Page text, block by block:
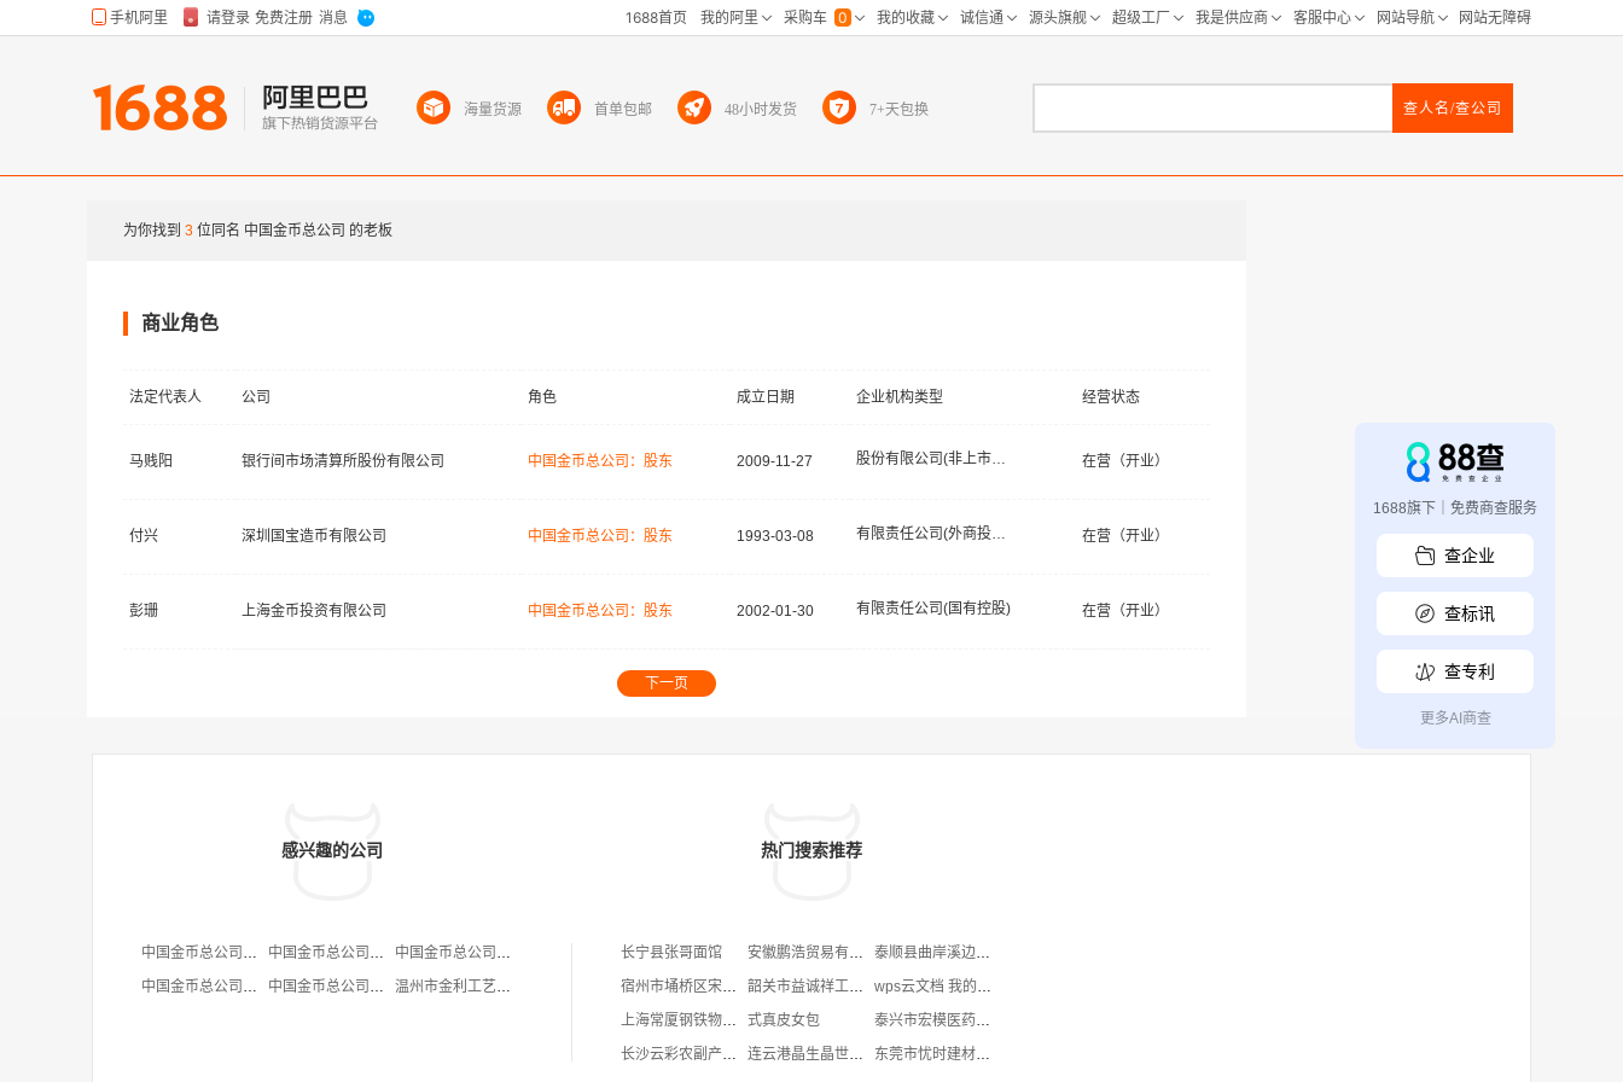
海量货源 首单包邮 48小时发货 7+天包换 查人名/查公司
为你找到 3 位同名 中国金币总公司 的老板
商业角色
法定代表人 公司 角色 成立日期 企业机构类型 经营状态
马贱阳 银行间市场清算所股份有限公司 中国金币总公司：股东 2009-11-27 股份有限公司(非上市、国有控股) 在营（开业）
付兴 深圳国宝造币有限公司 中国金币总公司：股东 1993-03-08 有限责任公司(外商投资、非独资) 在营（开业）
彭珊 上海金币投资有限公司 中国金币总公司：股东 2002-01-30 有限责任公司(国有控股) 在营（开业）
下一页
感兴趣的公司
中国金币总公司宁夏特约经销部 中国金币总公司上海特约经销部
中国金币总公司成都特约经销部经营部
中国金币总公司成都特约经销部新都代销点
中国金币总公司宁夏特约经销部西夏钱币销售部 温州市金利工艺品公司（从属名称:中国金币总公司温州...
热门搜索推荐
长宁县张哥面馆 安徽鹏浩贸易有限公司
泰顺县曲岸溪边民宿
宿州市埇桥区宋健造型
韶关市益诚祥工程机械有限公司
wps云文档 我的电脑 怎么删除
上海常厦钢铁物资有限公司
式真皮女包
泰兴市宏模医药信息咨询服务中心
长沙云彩农副产品有限公司
连云港晶生晶世贸易有限公司 东莞市忧时建材有限公司
1688旗下｜免费商查服务
查企业
查标讯
查专利
更多AI商查